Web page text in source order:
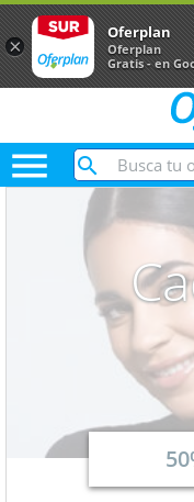

×
Oferplan
Oferplan
Gratis - en